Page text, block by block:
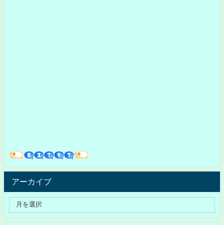
アーカイブ